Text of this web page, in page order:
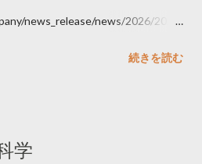
news_release/news/2026/2026
続きを読む
学